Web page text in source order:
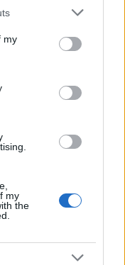
or more Google
You may click to
third-party tags to
in below Google
my
my
the
σε ένα πιο
και μια
του
μέρος της λύσης
σε